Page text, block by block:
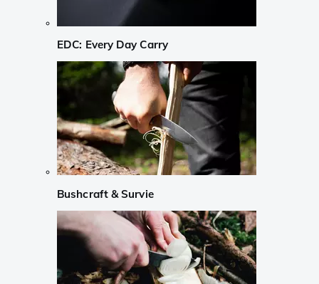
EDC: Every Day Carry
Bushcraft & Survie